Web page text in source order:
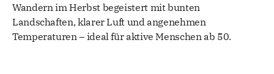
Wandern im Herbst begeistert mit bunten
Landschaften, klarer Luft und angenehmen
Temperaturen – ideal für aktive Menschen ab 50.